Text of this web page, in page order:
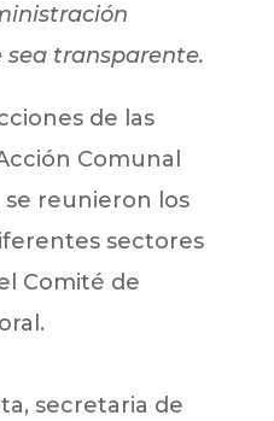
transparente.
de las
Comunal
se reunieron los
sectores
Comité de
secretaria de